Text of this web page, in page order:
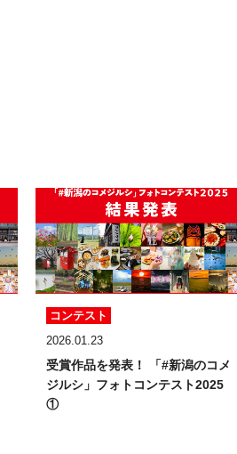
コンテスト
2026.01.23
受賞作品を発表！
「#新潟のコメ
ジルシ」フォトコンテスト2025
①